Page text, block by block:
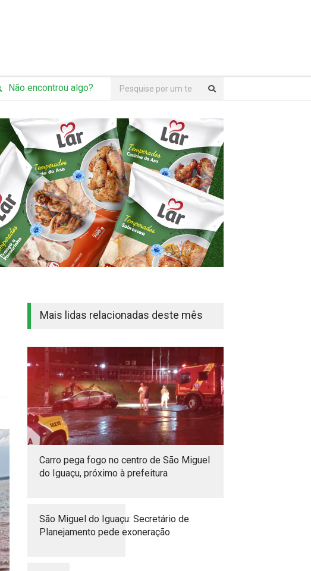
Não encontrou algo?
Mais lidas relacionadas deste mês
Carro pega fogo no centro de São Miguel
do Iguaçu, próximo à prefeitura
São Miguel do Iguaçu: Secretário de
Planejamento pede exoneração